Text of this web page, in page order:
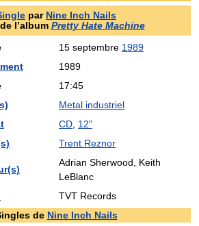
par Nine Inch Nails
l’album Pretty Hate Machine
15 septembre 1989
1989
17:45
Metal industriel
CD 12"
Trent Reznor
Adrian Sherwood, Keith
LeBlanc
TVT Records
de Nine Inch Nails